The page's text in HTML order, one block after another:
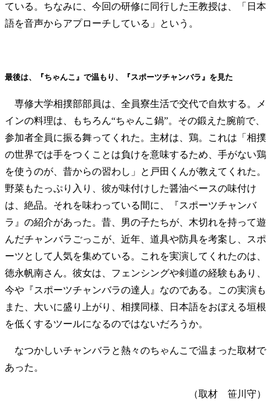
ている。ちなみに、今回の研修に同行した王教授は、「日本
語を音声からアプローチしている」という。
最後は、『ちゃんこ』で温もり、『スポーツチャンバラ』を見た
専修大学相撲部部員は、全員寮生活で交代で自炊する。メ
インの料理は、もちろん“ちゃんこ鍋”。その鍛えた腕前で、
参加者全員に振る舞ってくれた。主材は、鶏。これは「相撲
の世界では手をつくことは負けを意味するため、手がない鶏
を使うのが、昔からの習わし」と戸田くんが教えてくれた。
野菜もたっぷり入り、彼が味付けした醤油ベースの味付け
は、絶品。それを味わっている間に、『スポーツチャンバ
ラ』の紹介があった。昔、男の子たちが、木切れを持って遊
んだチャンバラごっこが、近年、道具や防具を考案し、スポ
ーツとして人気を集めている。これを実演してくれたのは、
徳永帆南さん。彼女は、フェンシングや剣道の経験もあり、
今や『スポーツチャンバラの達人』なのである。この実演も
また、大いに盛り上がり、相撲同様、日本語をおぼえる垣根
を低くするツールになるのではないだろうか。
なつかしいチャンバラと熱々のちゃんこで温まった取材で
あった。
（取材 笹川守）